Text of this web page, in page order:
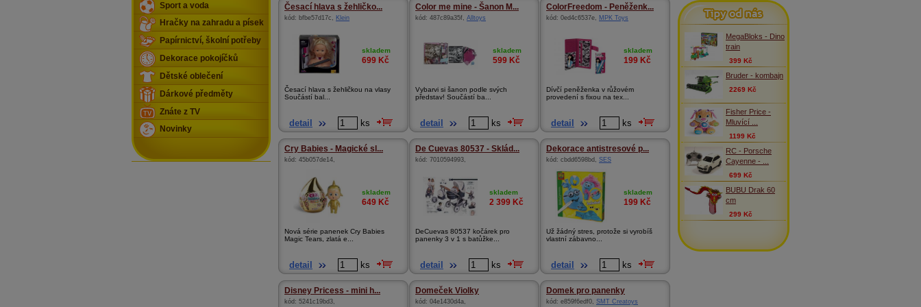
Česací hlava s žehličko...
kód: bfbe57d17c , Klein
skladem
699 Kč
Česací hlava s žehličkou na vlasy
Součástí bal...
detail ks
Color me mine - Šanon M...
kód: 487c89a35f, Alltoys
skladem
599 Kč
Vybarvi si šanon podle svých
představ! Součástí ba...
detail ks
ColorFreedom - Peněženk...
kód: 0ed4c6537e, MPK Toys
skladem
199 Kč
Dívčí peněženka v růžovém
provedení s fixou na tex...
detail ks
Cry Babies - Magické sl...
kód: 45b057de14,
skladem
649 Kč
Nová série panenek Cry Babies
Magic Tears, zlatá e...
detail ks
De Cuevas 80537 - Sklád...
kód: 7010594993,
skladem
2 399 Kč
DeCuevas 80537 kočárek pro
panenky 3 v 1 s batůžke...
detail ks
Dekorace antistresové p...
kód: cbdd6598bd , SES
skladem
199 Kč
Už žádný stres, protože si vyrobíš
vlastní zábavno...
detail ks
Disney Pricess - mini h...
kód: 5241c19bd3,
Domeček Violky
kód: 04e1430d4a,
Domek pro panenky
kód: e859f6edf0, SMT Creatoys
Sport a voda
Hračky na zahradu a písek
Papírnictví, školní potřeby
Dekorace pokojíčků
Dětské oblečení
Dárkové předměty
Znáte z TV
Novinky
Tipy od nás
MegaBloks - Dino
train
399 Kč
Bruder - kombajn
2269 Kč
Fisher Price -
Mluvící ...
1199 Kč
RC - Porsche
Cayenne - ...
699 Kč
BUBU Drak 60
cm
299 Kč